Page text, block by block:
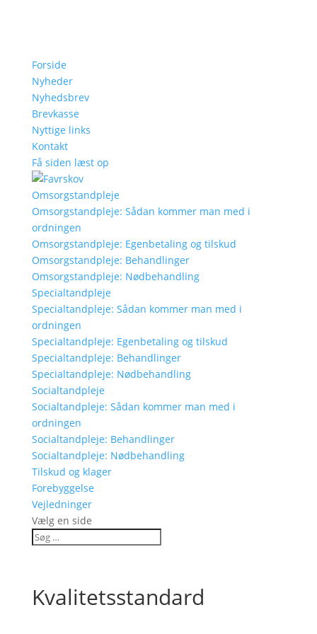
Forside
Nyheder
Nyhedsbrev
Brevkasse
Nyttige links
Kontakt
Få siden læst op
Omsorgstandpleje
Omsorgstandpleje: Sådan kommer man med i
ordningen
Omsorgstandpleje: Egenbetaling og tilskud
Omsorgstandpleje: Behandlinger
Omsorgstandpleje: Nødbehandling
Specialtandpleje
Specialtandpleje: Sådan kommer man med i
ordningen
Specialtandpleje: Egenbetaling og tilskud
Specialtandpleje: Behandlinger
Specialtandpleje: Nødbehandling
Socialtandpleje
Socialtandpleje: Sådan kommer man med i
ordningen
Socialtandpleje: Behandlinger
Socialtandpleje: Nødbehandling
Tilskud og klager
Forebyggelse
Vejledninger
Vælg en side
Kvalitetsstandard